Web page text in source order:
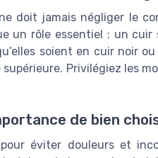
doit jamais négliger le
un rôle essentiel : un cuir
soient en cuir noir
Privilégiez les
de bien
éviter douleurs et